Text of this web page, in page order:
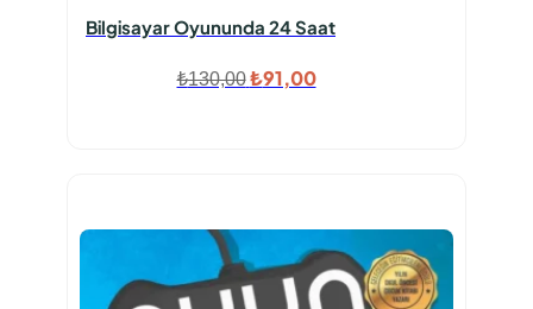
Bilgisayar Oyununda 24 Saat
₺130,00 Orijinal
₺91,00Şu